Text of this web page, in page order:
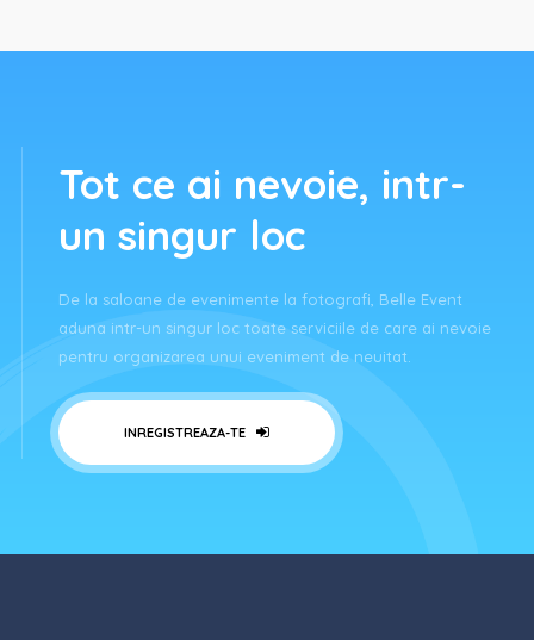
Tot ce ai nevoie, intr-
un singur loc
De la saloane de evenimente la fotografi, Belle Event
aduna intr-un singur loc toate serviciile de care ai nevoie
pentru organizarea unui eveniment de neuitat.
INREGISTREAZA-TE